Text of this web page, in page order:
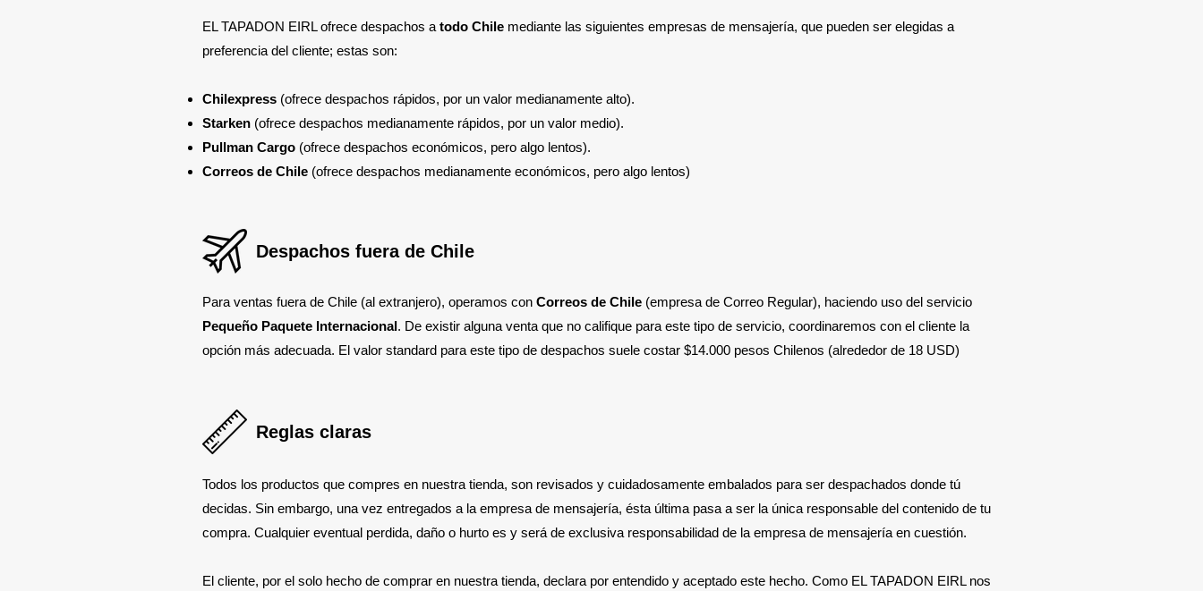
EL TAPADON EIRL ofrece despachos a todo Chile mediante las siguientes empresas de mensajería, que pueden ser elegidas a
preferencia del cliente; estas son:
Chilexpress (ofrece despachos rápidos, por un valor medianamente alto).
Starken (ofrece despachos medianamente rápidos, por un valor medio).
Pullman Cargo (ofrece despachos económicos, pero algo lentos).
Correos de Chile (ofrece despachos medianamente económicos, pero algo lentos)
Despachos fuera de Chile
Para ventas fuera de Chile (al extranjero), operamos con Correos de Chile (empresa de Correo Regular), haciendo uso del servicio
Pequeño Paquete Internacional. De existir alguna venta que no califique para este tipo de servicio, coordinaremos con el cliente la
opción más adecuada. El valor standard para este tipo de despachos suele costar $14.000 pesos Chilenos (alrededor de 18 USD)
Reglas claras
Todos los productos que compres en nuestra tienda, son revisados y cuidadosamente embalados para ser despachados donde tú
decidas. Sin embargo, una vez entregados a la empresa de mensajería, ésta última pasa a ser la única responsable del contenido de tu
compra. Cualquier eventual perdida, daño o hurto es y será de exclusiva responsabilidad de la empresa de mensajería en cuestión.
El cliente, por el solo hecho de comprar en nuestra tienda, declara por entendido y aceptado este hecho. Como EL TAPADON EIRL nos